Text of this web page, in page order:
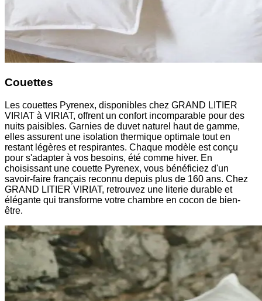
Couettes
Les couettes Pyrenex, disponibles chez GRAND LITIER
VIRIAT à VIRIAT, offrent un confort incomparable pour des
nuits paisibles. Garnies de duvet naturel haut de gamme,
elles assurent une isolation thermique optimale tout en
restant légères et respirantes. Chaque modèle est conçu
pour s'adapter à vos besoins, été comme hiver. En
choisissant une couette Pyrenex, vous bénéficiez d'un
savoir-faire français reconnu depuis plus de 160 ans. Chez
GRAND LITIER VIRIAT, retrouvez une literie durable et
élégante qui transforme votre chambre en cocon de bien-
être.